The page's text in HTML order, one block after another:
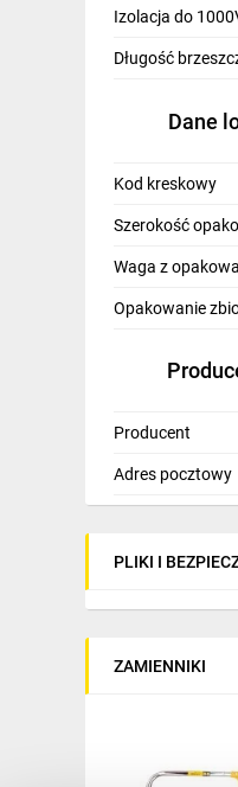
Elektromobilność
Energetyka wiatrowa
Izolacja do
Długość
Dane
Kod kreskowy
Szerokość
Waga z
Opakowanie
Producent
Adres pocztowy
PLIKI I
ZAMIENNIKI